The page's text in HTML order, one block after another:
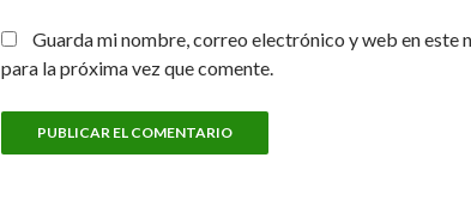
Guarda mi nombre, correo electrónico y web en este
para la próxima vez que comente.